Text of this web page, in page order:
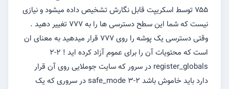
۷۵۵ توسط اسکریپت قابل نگارش تشخیص داده میشود و نیازی
نیست که شما این سطح دسترسی ها را به ۷۷۷ تغییر دهید .
وقتی دسترسی یک پوشه را روی ۷۷۷ قرار میدهید به معنای ان
است که محتویات آن را برای عموم آزاد کرده اید ! ۲-۲
register_globals در سرور که سایت جوملایی روی آن قرار
دارد باید خاموش باشد ۲-۳ safe_mode در سروری که یک